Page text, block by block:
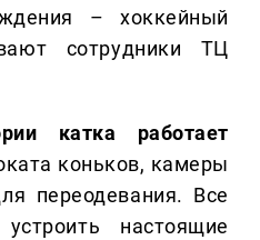
– хоккейный
сотрудники ТЦ
катка работает
коньков, камеры
переодевания. Все
настоящие